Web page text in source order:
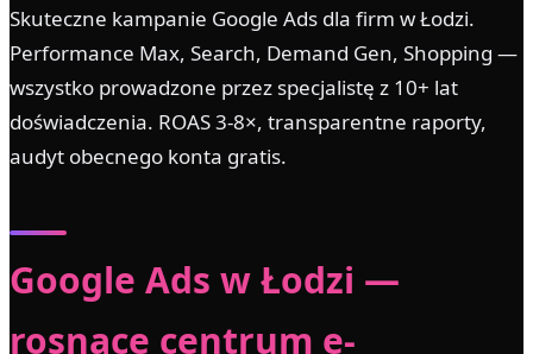
Skuteczne kampanie Google Ads dla firm w Łodzi.
Performance Max, Search, Demand Gen, Shopping —
wszystko prowadzone przez specjalistę z 10+ lat
doświadczenia. ROAS 3-8×, transparentne raporty,
audyt obecnego konta gratis.
Google Ads w Łodzi —
rosnące centrum e-